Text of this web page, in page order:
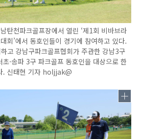
탄천파크골프장에서 열린 ‘제1회 비바브라
회’에서 동호인들이 경기에 참여하고 있다.
고 강남구파크골프협회가 주관한 강남3구
초·송파 3구 파크골프 동호인을 대상으로 한
. 신태현 기자 holjjak@